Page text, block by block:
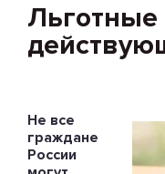
Льготные
Не все
граждане
России